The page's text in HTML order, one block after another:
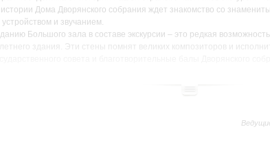
истории Дома Дворянского собрания ждет знакомство со
устройством и звучанием.
Большого зала в составе экскурсии – это редкая
здания. Эти стены помнят великих композиторов и
зал поднимались члены императорской семьи, а также взглянуть на